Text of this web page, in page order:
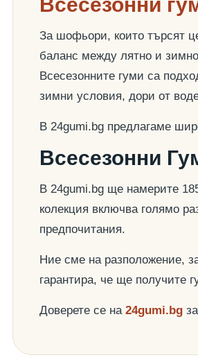
За шофьори, които търсят
баланс между лятно и
Всесезонните гуми са
зимни условия, дори от
В 24gumi.bg предлагаме
Всесезонни
В 24gumi.bg ще намерите
колекция включва голямо
предпочитания.
Ние сме на разположение,
гарантира, че ще получите
Доверете се на 24gumi.bg